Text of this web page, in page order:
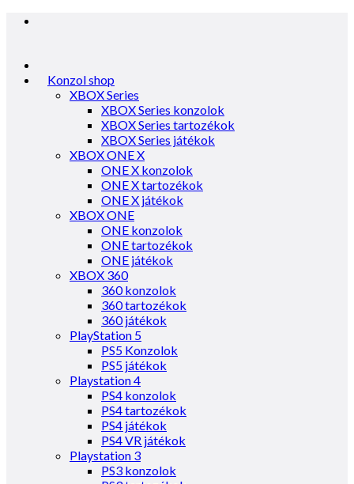
Konzol shop
XBOX Series
XBOX Series konzolok
XBOX Series tartozékok
XBOX Series játékok
XBOX ONE X
ONE X konzolok
ONE X tartozékok
ONE X játékok
XBOX ONE
ONE konzolok
ONE tartozékok
ONE játékok
XBOX 360
360 konzolok
360 tartozékok
360 játékok
PlayStation 5
PS5 Konzolok
PS5 játékok
Playstation 4
PS4 konzolok
PS4 tartozékok
PS4 játékok
PS4 VR játékok
Playstation 3
PS3 konzolok